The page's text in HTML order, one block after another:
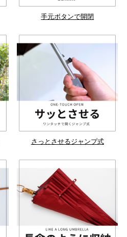
手元ボタンで開閉
さっとさせるジャンプ式